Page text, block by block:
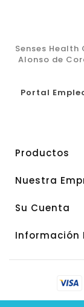
Senses
Alonso de
Portal
Productos
Nuestra
Su Cuenta
Información